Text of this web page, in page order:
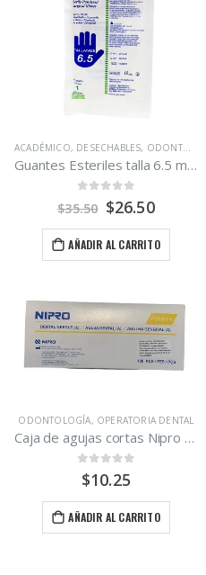
ACADÉMICO, DESECHABLES, ODONTOLOGÍA
Guantes Esteriles talla 6.5 marca Sensi Medical caja 50 pares.
out of 5
$35.50 $26.50
AÑADIR AL CARRITO
ODONTOLOGÍA
ODONTOLOGÍA, OPERATORIA DENTAL
Caja de agujas cortas Nipro 27gx21mm 100 unidades.
out of 5
$10.25
AÑADIR AL CARRITO